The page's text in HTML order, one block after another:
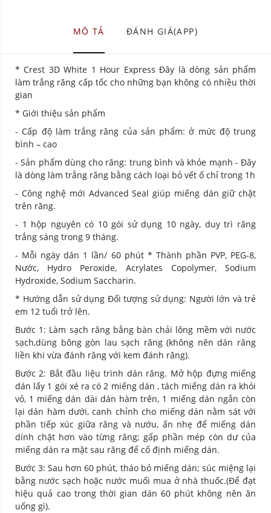
MÔ TẢ ĐÁNH GIÁ(APP)
* Crest 3D White 1 Hour Express Đây là dòng sản phẩm
làm trắng răng cấp tốc cho những bạn không có nhiều thời
gian
* Giới thiệu sản phẩm
- Cấp độ làm trắng răng của sản phẩm: ở mức độ trung
bình – cao
- Sản phẩm dùng cho răng: trung bình và khỏe mạnh - Đây
là dòng làm trắng răng bằng cách loại bỏ vết ố chỉ trong 1h
- Công nghệ mới Advanced Seal giúp miếng dán giữ chặt
trên răng.
- 1 hộp nguyên có 10 gói sử dụng 10 ngày, duy trì răng
trắng sáng trong 9 tháng.
- Mỗi ngày dán 1 lần/ 60 phút * Thành phần PVP, PEG-8,
Nước, Hydro Peroxide, Acrylates Copolymer, Sodium
Hydroxide, Sodium Saccharin.
* Hướng dẫn sử dụng Đối tượng sử dụng: Người lớn và trẻ
em 12 tuổi trở lên.
Bước 1: Làm sạch răng bằng bàn chải lông mềm với nước
sạch,dùng bông gòn lau sạch răng (không nên dán răng
liền khi vừa đánh răng với kem đánh răng).
Bước 2: Bắt đầu liệu trình dán răng. Mở hộp đựng miếng
dán lấy 1 gói xé ra có 2 miếng dán , tách miếng dán ra khỏi
vỏ, 1 miếng dán dài dán hàm trên, 1 miếng dán ngắn còn
lại dán hàm dưới, canh chỉnh cho miếng dán nằm sát với
phần tiếp xúc giữa răng và nướu, ấn nhẹ để miếng dán
dính chặt hơn vào từng răng; gấp phần mép còn dư của
miếng dán ra mặt sau răng để cố định miếng dán.
Bước 3: Sau hơn 60 phút, tháo bỏ miếng dán; súc miệng lại
bằng nước sạch hoặc nước muối mua ở nhà thuốc.(Để đạt
hiệu quả cao trong thời gian dán 60 phút không nên ăn
uống gì).